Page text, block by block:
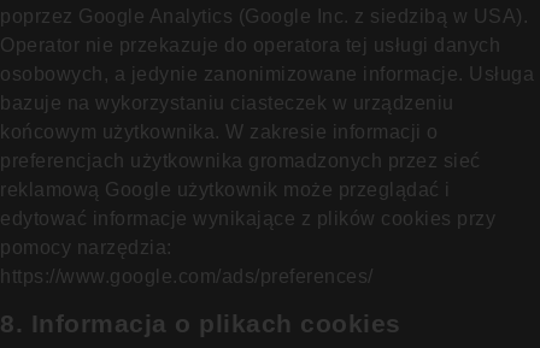
poprzez Google Analytics (Google Inc. z siedzibą w USA).
Operator nie przekazuje do operatora tej usługi danych
osobowych, a jedynie zanonimizowane informacje. Usługa
bazuje na wykorzystaniu ciasteczek w urządzeniu
końcowym użytkownika. W zakresie informacji o
preferencjach użytkownika gromadzonych przez sieć
reklamową Google użytkownik może przeglądać i
edytować informacje wynikające z plików cookies przy
pomocy narzędzia:
https://www.google.com/ads/preferences/
8. Informacja o plikach cookies